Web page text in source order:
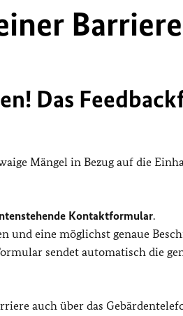
Barriere
Das
Mängel in Bezug auf die
Kontaktformular.
und eine möglichst genaue
sendet automatisch die
auch über das